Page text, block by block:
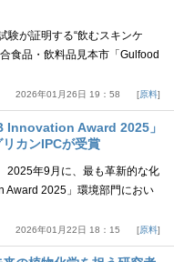
験が証明する“飲むスキンケ
食品・飲料品見本市「Gulfood
2026年01月26日 19：58 原料
Innovation Award 2025」
カンIPCが受賞
2025年9月に、最も革新的な化
Award 2025」環境部門におい
2026年01月22日 18：15 原料